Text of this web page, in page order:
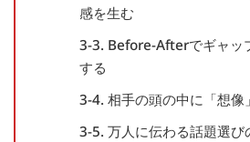
感を生む
3-3. Before-Afterでギャッ
する
3-4. 相手の頭の中に「想
3-5. 万人に伝わる話題選